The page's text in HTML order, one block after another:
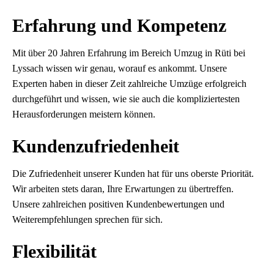
Erfahrung und Kompetenz
Mit über 20 Jahren Erfahrung im Bereich Umzug in Rüti bei
Lyssach wissen wir genau, worauf es ankommt. Unsere
Experten haben in dieser Zeit zahlreiche Umzüge erfolgreich
durchgeführt und wissen, wie sie auch die kompliziertesten
Herausforderungen meistern können.
Kundenzufriedenheit
Die Zufriedenheit unserer Kunden hat für uns oberste Priorität.
Wir arbeiten stets daran, Ihre Erwartungen zu übertreffen.
Unsere zahlreichen positiven Kundenbewertungen und
Weiterempfehlungen sprechen für sich.
Flexibilität